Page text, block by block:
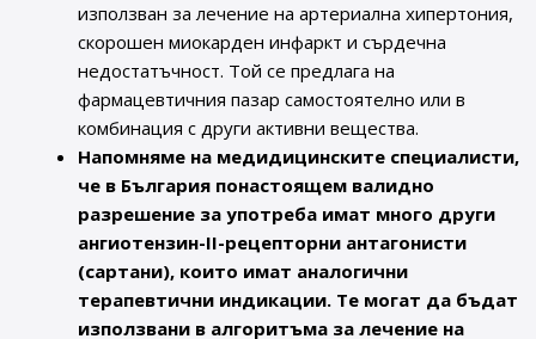
използван за лечение на артериална хипертония,
скорошен миокарден инфаркт и сърдечна
недостатъчност. Той се предлага на
фармацевтичния пазар самостоятелно или в
комбинация с други активни вещества.
Напомняме на медидицинските специалисти,
че в България понастоящем валидно
разрешение за употреба имат много други
ангиотензин-II-рецепторни антагонисти
(сартани), които имат аналогични
терапевтични индикации. Те могат да бъдат
използвани в алгоритъма за лечение на